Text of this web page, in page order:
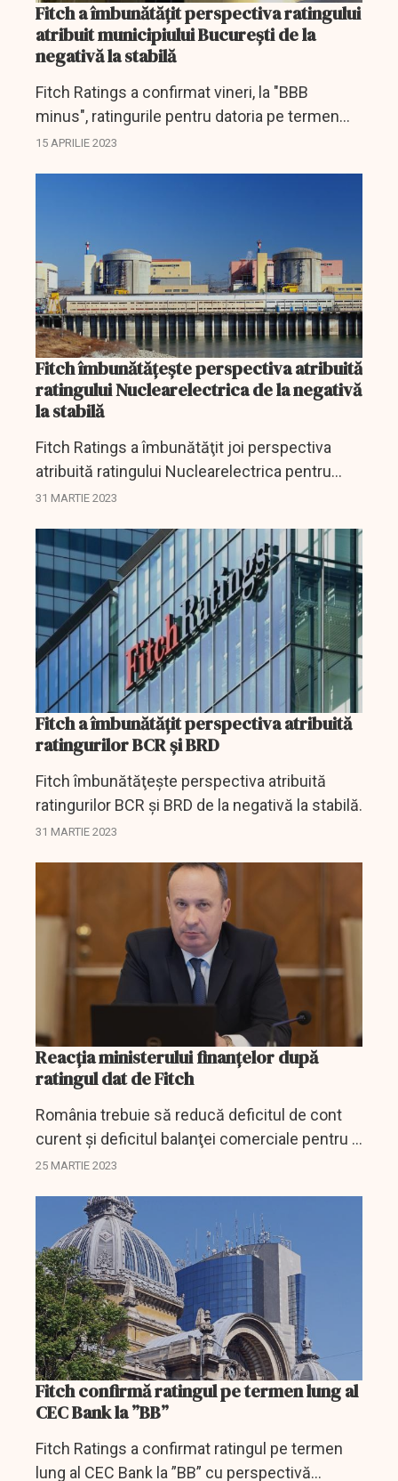
Fitch a îmbunătăţit perspectiva ratingului
atribuit municipiului Bucureşti de la
negativă la stabilă
Fitch Ratings a confirmat vineri, la "BBB
minus", ratingurile pentru datoria pe termen
lung în valută şi monedă locală ale
15 APRILIE 2023
Fitch îmbunătăţeşte perspectiva atribuită
ratingului Nuclearelectrica de la negativă
la stabilă
Fitch Ratings a îmbunătăţit joi perspectiva
atribuită ratingului Nuclearelectrica pentru
datoriile pe termen lung (IDR) de la negativă la
31 MARTIE 2023
Fitch a îmbunătăţit perspectiva atribuită
ratingurilor BCR şi BRD
Fitch îmbunătăţeşte perspectiva atribuită
ratingurilor BCR şi BRD de la negativă la stabilă.
31 MARTIE 2023
Reacția ministerului finanțelor după
ratingul dat de Fitch
România trebuie să reducă deficitul de cont
curent şi deficitul balanţei comerciale pentru o
creştere a ratingului de ţară, a arătat, sâmbătă,
25 MARTIE 2023
Fitch confirmă ratingul pe termen lung al
CEC Bank la ”BB”
Fitch Ratings a confirmat ratingul pe termen
lung al CEC Bank la ”BB” cu perspectivă